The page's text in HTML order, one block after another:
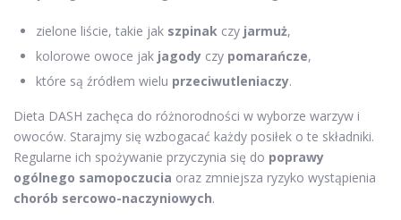
zielone liście, takie jak szpinak czy jarmuż,
kolorowe owoce jak jagody czy pomarańcze,
które są źródłem wielu przeciwutleniaczy.
Dieta DASH zachęca do różnorodności w wyborze warzyw i
owoców. Starajmy się wzbogacać każdy posiłek o te składniki.
Regularne ich spożywanie przyczynia się do poprawy
ogólnego samopoczucia oraz zmniejsza ryzyko wystąpienia
chorób sercowo-naczyniowych.